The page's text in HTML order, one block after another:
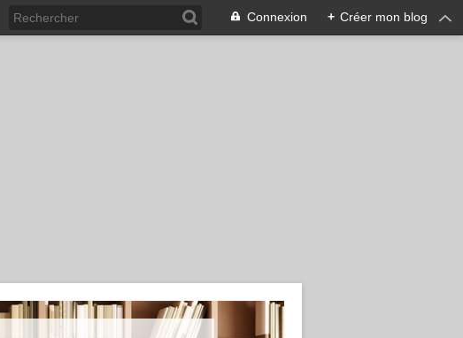
Connexion + Créer mon blog